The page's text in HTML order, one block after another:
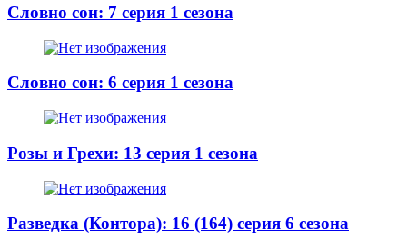
Словно сон: 7 серия 1 сезона
Словно сон: 6 серия 1 сезона
Розы и Грехи: 13 серия 1 сезона
Разведка (Контора): 16 (164) серия 6 сезона